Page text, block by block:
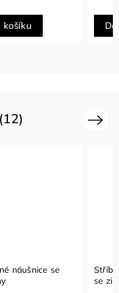
košíku
náušnice se
se
Next